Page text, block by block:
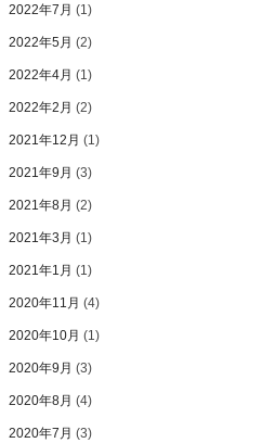
2022年7月 (1)
2022年5月 (2)
2022年4月 (1)
2022年2月 (2)
2021年12月 (1)
2021年9月 (3)
2021年8月 (2)
2021年3月 (1)
2021年1月 (1)
2020年11月 (4)
2020年10月 (1)
2020年9月 (3)
2020年8月 (4)
2020年7月 (3)